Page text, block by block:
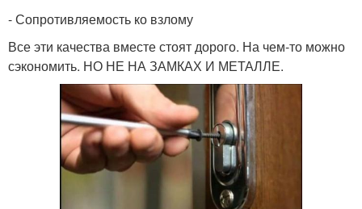
- Сопротивляемость ко взлому
Все эти качества вместе стоят дорого. На чем-то можно
сэкономить. НО НЕ НА ЗАМКАХ И МЕТАЛЛЕ.